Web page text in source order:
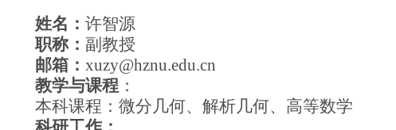
姓名： 许智源
职称： 副教授
邮箱： xuzy@hznu.edu.cn
教学与课程：
本科课程：微分几何、解析几何、高等数学